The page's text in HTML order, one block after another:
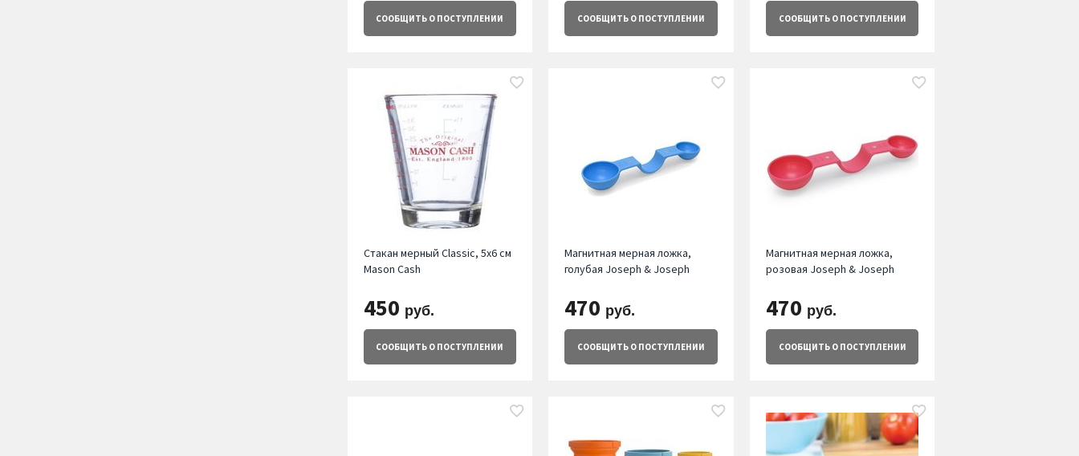
СООБЩИТЬ О ПОСТУПЛЕНИИ СООБЩИТЬО ПОСТУПЛЕНИИ СООБЩИТЬО ПОСТУПЛЕНИИ
Стакан мерный Classic, 5х6 см
Mason Cash
450 руб.
СООБЩИТЬ О ПОСТУПЛЕНИИ
Магнитная мерная ложка,
голубая Joseph & Joseph
470 руб.
СООБЩИТЬО ПОСТУПЛЕНИИ
Магнитная мерная ложка,
розовая Joseph & Joseph
470 руб.
СООБЩИТЬО ПОСТУПЛЕНИИ